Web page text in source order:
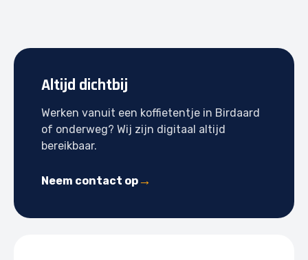
Altijd dichtbij
Werken vanuit een koffietentje in Birdaard
of onderweg? Wij zijn digitaal altijd
bereikbaar.
Neem contact op